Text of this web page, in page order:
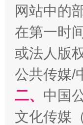
“刷贴”
网站中的
在第一时
或法人版
公共传媒/
二、 中国
文化传媒